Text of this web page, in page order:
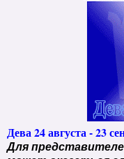
Дева 24 августа - 23
Для